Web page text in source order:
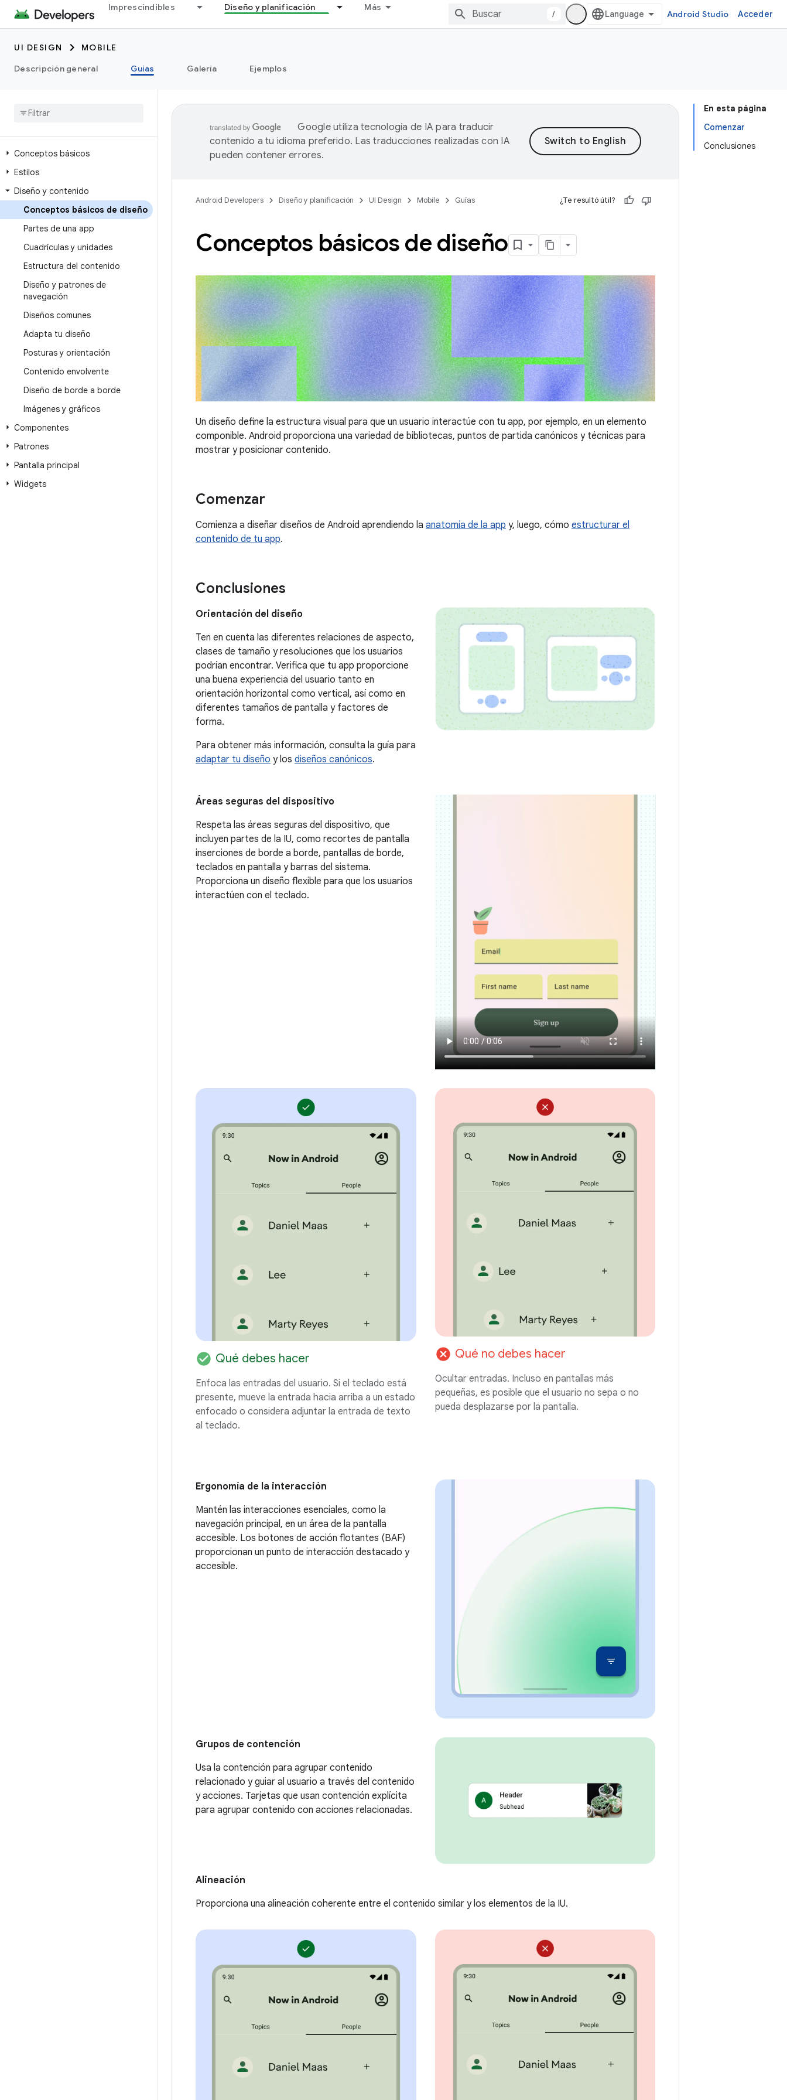
Imprescindibles Diseño y planificación Más
/ Android Studio Acceder
UI DESIGN
MOBILE
Descripción general
Guías Galería Ejemplos
Conceptos básicos
Estilos
Diseño y contenido
Conceptos básicos de diseño
Partes de una app
Cuadrículas y unidades
Estructura del contenido
Diseño y patrones de
navegación
Diseños comunes
Adapta tu diseño
Posturas y orientación
Contenido envolvente
Diseño de borde a borde
Imágenes y gráficos
Componentes
Patrones
Pantalla principal
Widgets
En esta página
Comenzar
Conclusiones
Google utiliza tecnología de IA para traducir
contenido a tu idioma preferido. Las traducciones realizadas con IA
pueden contener errores.
Android Developers Diseño y planificación UI Design Mobile Guías ¿Te resultó útil?
Conceptos básicos de diseño
Un diseño define la estructura visual para que un usuario interactúe con tu app, por ejemplo, en un elemento
componible. Android proporciona una variedad de bibliotecas, puntos de partida canónicos y técnicas para
mostrar y posicionar contenido.
Comenzar
Comienza a diseñar diseños de Android aprendiendo la anatomía de la app y, luego, cómo estructurar el
contenido de tu app.
Conclusiones
Orientación del diseño
Ten en cuenta las diferentes relaciones de aspecto,
clases de tamaño y resoluciones que los usuarios
podrían encontrar. Verifica que tu app proporcione
una buena experiencia del usuario tanto en
orientación horizontal como vertical, así como en
diferentes tamaños de pantalla y factores de
forma.
Para obtener más información, consulta la guía para
adaptar tu diseño y los diseños canónicos.
Áreas seguras del dispositivo
Respeta las áreas seguras del dispositivo, que
incluyen partes de la IU, como recortes de pantalla
inserciones de borde a borde, pantallas de borde,
teclados en pantalla y barras del sistema.
Proporciona un diseño flexible para que los usuarios
interactúen con el teclado.
check_circle Qué debes hacer
Enfoca las entradas del usuario. Si el teclado está
presente, mueve la entrada hacia arriba a un estado
enfocado o considera adjuntar la entrada de texto
al teclado.
cancel Qué no debes hacer
Ocultar entradas. Incluso en pantallas más
pequeñas, es posible que el usuario no sepa o no
pueda desplazarse por la pantalla.
Ergonomía de la interacción
Mantén las interacciones esenciales, como la
navegación principal, en un área de la pantalla
accesible. Los botones de acción flotantes (BAF)
proporcionan un punto de interacción destacado y
accesible.
Grupos de contención
Usa la contención para agrupar contenido
relacionado y guiar al usuario a través del contenido
y acciones. Tarjetas que usan contención explícita
para agrupar contenido con acciones relacionadas.
Alineación
Proporciona una alineación coherente entre el contenido similar y los elementos de la IU.